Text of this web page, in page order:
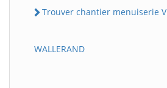
Trouver chantier menuiserie
WALLERAND